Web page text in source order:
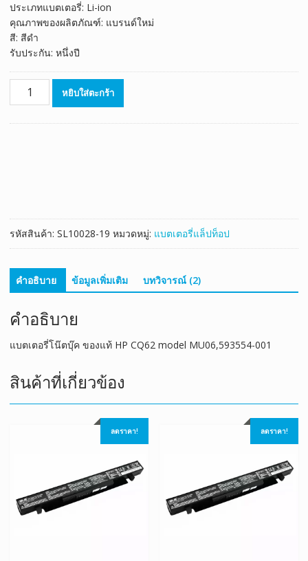
ประเภทแบตเตอรี่: Li-ion
คุณภาพของผลิตภัณฑ์: แบรนด์ใหม่
สี: สีดำ
รับประกัน: หนึ่งปี
จำนวน
MU06,593554-
001
ชิ้น
หยิบใส่ตะกร้า
รหัสสินค้า: SL10028-19 หมวดหมู่: แบตเตอรี่แล็ปท็อป
คำอธิบาย ข้อมูลเพิ่มเติม บทวิจารณ์ (2)
คำอธิบาย
แบตเตอรี่โน๊ตบุ๊ค ของแท้ HP CQ62 model MU06,593554-001
สินค้าที่เกี่ยวข้อง
ลดราคา! ลดราคา!